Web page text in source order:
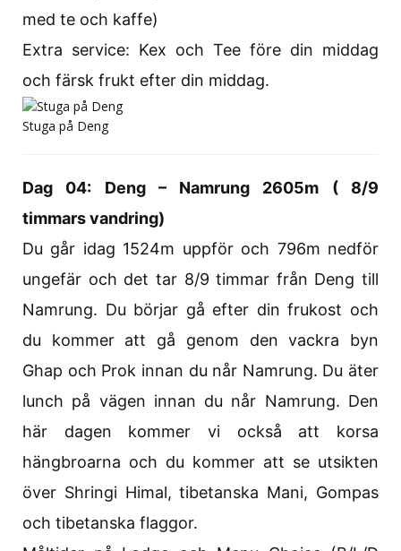
med te och kaffe)
Extra service: Kex och Tee före din middag
och färsk frukt efter din middag.
Stuga på Deng
Dag 04: Deng – Namrung 2605m ( 8/9
timmars vandring)
Du går idag 1524m uppför och 796m nedför
ungefär och det tar 8/9 timmar från Deng till
Namrung. Du börjar gå efter din frukost och
du kommer att gå genom den vackra byn
Ghap och Prok innan du når Namrung. Du äter
lunch på vägen innan du når Namrung. Den
här dagen kommer vi också att korsa
hängbroarna och du kommer att se utsikten
över Shringi Himal, tibetanska Mani, Gompas
och tibetanska flaggor.